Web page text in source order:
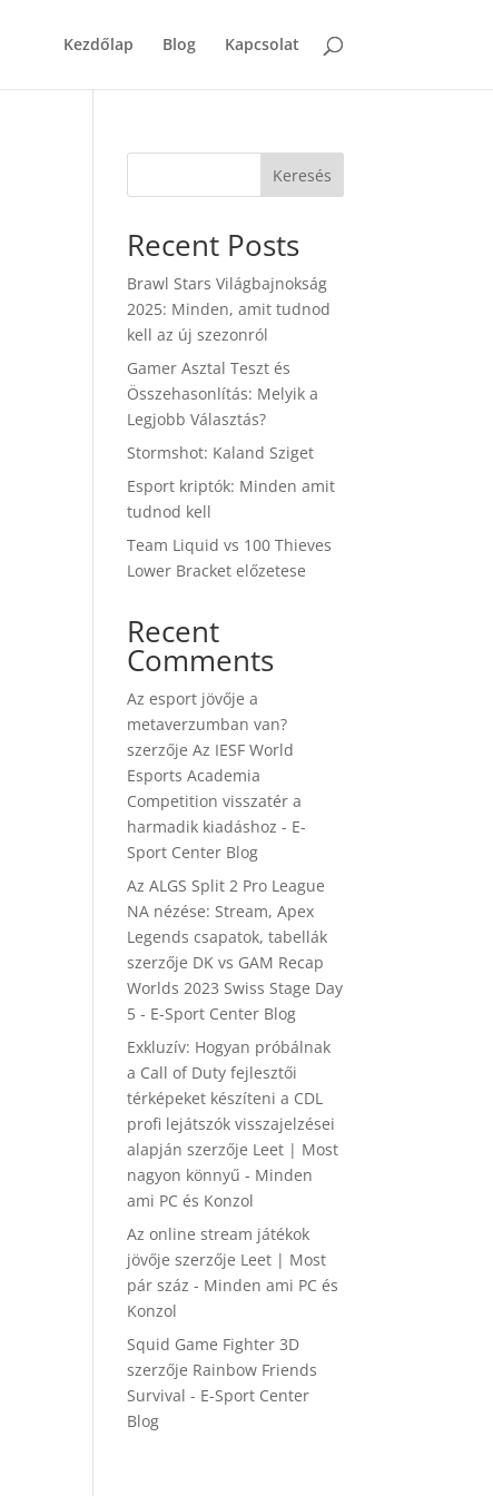
Kezdőlap Blog Kapcsolat
Keresés
Recent Posts
Brawl Stars Világbajnokság
2025: Minden, amit tudnod
kell az új szezonról
Gamer Asztal Teszt és
Összehasonlítás: Melyik a
Legjobb Választás?
Stormshot: Kaland Sziget
Esport kriptók: Minden amit
tudnod kell
Team Liquid vs 100 Thieves
Lower Bracket előzetese
Recent
Comments
Az esport jövője a
metaverzumban van?
szerzőjeAz IESF World
Esports Academia
Competition visszatér a
harmadik kiadáshoz - E-
Sport Center Blog
Az ALGS Split 2 Pro League
NA nézése: Stream, Apex
Legends csapatok, tabellák
szerzője DK vs GAM Recap
Worlds 2023 Swiss Stage Day
5 - E-Sport Center Blog
Exkluzív: Hogyan próbálnak
a Call of Duty fejlesztői
térképeket készíteni a CDL
profi lejátszók visszajelzései
alapján szerzője Leet | Most
nagyon könnyű - Minden
ami PC és Konzol
Az online stream játékok
jövője szerzője Leet | Most
pár száz - Minden ami PC és
Konzol
Squid Game Fighter 3D
szerzője Rainbow Friends
Survival - E-Sport Center
Blog